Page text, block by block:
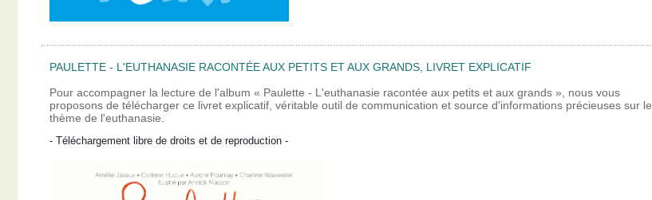
PAULETTE - L'EUTHANASIE RACONTÉE AUX PETITS ET AUX GRANDS, LIVRET EXPLICATIF
Pour accompagner la lecture de l'album « Paulette - L'euthanasie racontée aux petits et aux grands », nous vous
proposons de télécharger ce livret explicatif, véritable outil de communication et source d'informations précieuses sur le
thème de l'euthanasie.
- Téléchargement libre de droits et de reproduction -